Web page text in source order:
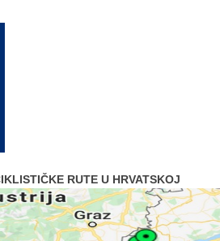
RUTE U HRVATSKOJ